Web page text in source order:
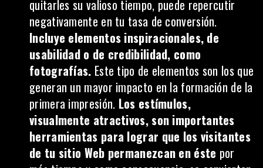
quitarles su valioso tiempo, puede repercutir
negativamente en tu tasa de conversión.
Incluye elementos inspiracionales, de
usabilidad o de credibilidad, como
fotografías. Este tipo de elementos son los que
generan un mayor impacto en la formación de la
primera impresión. Los estímulos,
visualmente atractivos, son importantes
herramientas para lograr que los visitantes
de tu sitio Web permanezcan en éste por